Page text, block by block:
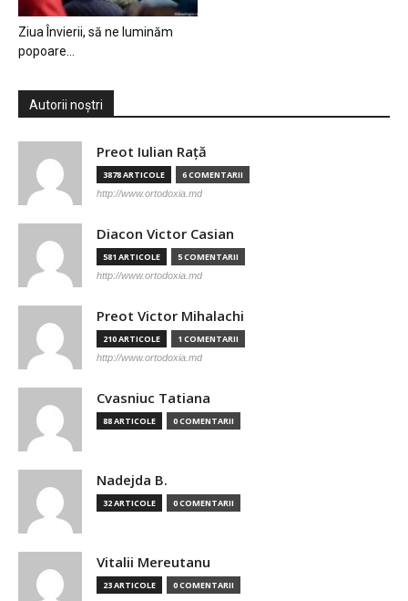
Ziua Învierii, să ne luminăm
popoare…
Autorii noștri
Preot Iulian Raţă
3878 ARTICOLE 6 COMENTARII
http://www.ortodoxia.md
Diacon Victor Casian
581 ARTICOLE 5 COMENTARII
http://www.ortodoxia.md
Preot Victor Mihalachi
210 ARTICOLE 1 COMENTARII
http://www.ortodoxia.md
Cvasniuc Tatiana
88 ARTICOLE 0 COMENTARII
Nadejda B.
32 ARTICOLE 0 COMENTARII
Vitalii Mereutanu
23 ARTICOLE 0 COMENTARII